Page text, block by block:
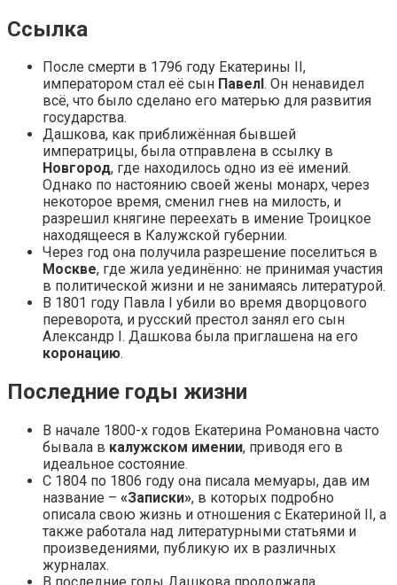
Ссылка
После смерти в 1796 году Екатерины II,
императором стал её сын Павел . Он ненавидел
всё, что было сделано его матерью для развития
государства.
Дашкова, как приближённая бывшей
императрицы, была отправлена в ссылку в
Новгород, где находилось одно из её имений.
Однако по настоянию своей жены монарх, через
некоторое время, сменил гнев на милость, и
разрешил княгине переехать в имение Троицкое
находящееся в Калужской губернии.
Через год она получила разрешение поселиться в
Москве, где жила уединённо: не принимая участия
в политической жизни и не занимаясь литературой.
В 1801 году Павла I убили во время дворцового
переворота, и русский престол занял его сын
Александр I. Дашкова была приглашена на его
коронацию.
Последние годы жизни
В начале 1800-х годов Екатерина Романовна часто
бывала в калужском имении, приводя его в
идеальное состояние.
С 1804 по 1806 году она писала мемуары, дав им
название – «Записки», в которых подробно
описала свою жизнь и отношения с Екатериной II, а
также работала над литературными статьями и
произведениями, публикую их в различных
журналах.